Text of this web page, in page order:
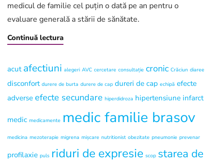
medicul de familie cel puțin o dată pe an pentru o
evaluare generală a stării de sănătate.
Continuă lectura
acut afectiuni alegeri AVC cercetare consultație cronic Crăciun diaree
disconfort durere de burta durere de cap dureri de cap echipă efecte
adverse efecte secundare hiperdidroza hipertensiune infarct
medic medicamente medic familie brasov
medicina mezoterapie migrena mișcare nutritionist obezitate pneumonie prevenar
profilaxie puls riduri de expresie scop starea de